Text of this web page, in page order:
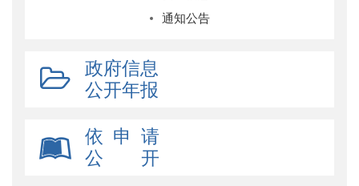
通知公告
政府信息
公开年报
依 申 请
公 开